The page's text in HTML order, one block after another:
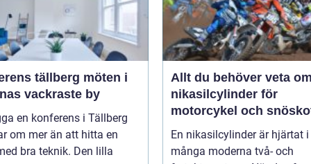
tällberg möten i
vackraste by
en konferens i Tällberg
om mer än att hitta en
bra teknik. Den lilla
Allt du behöver veta
nikasilcylinder för
motorcykel och
En nikasilcylinder är hjärtat i
många moderna två- och